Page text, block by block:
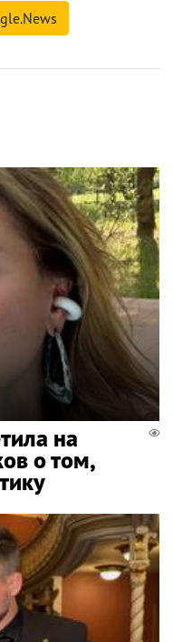
на
о том,